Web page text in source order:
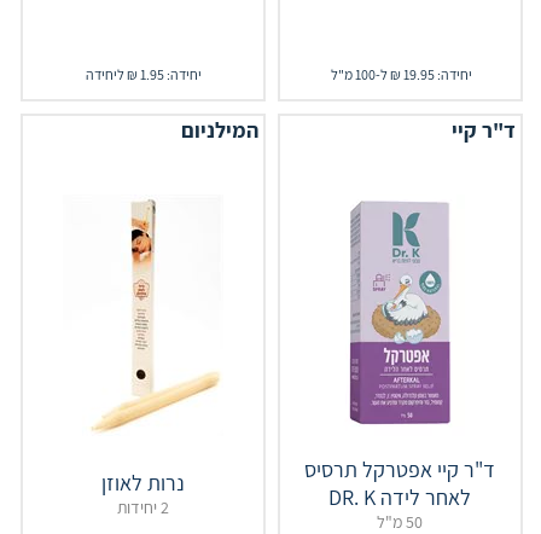
יחידה: 19.95 ₪ ל-100 מ"ל יחידה: 1.95 ₪ ליחידה
ד"ר קיי
ד"ר קיי אפטרקל תרסיס
לאחר לידה DR. K
50 מ"ל
המילניום
נרות לאוזן
2 יחידות